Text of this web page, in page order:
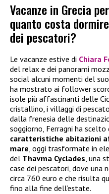
Vacanze in Grecia
quanto costa
dei pescatori?
Le vacanze estive di Chiara
del relax e dei panorami
social alcuni momenti del suo
ha mostrato ai follower
isole più affascinanti delle
cristallino, i villaggi di
dalla frenesia delle
soggiorno, Ferragni ha
caratteristiche abitazioni
mare, oggi trasformate in
del Thavma Cyclades, una
case dei pescatori, dove
circa 760 euro e che risulta
fino alla fine dell’estate.